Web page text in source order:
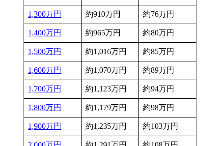
1,300万円 約910万円 約76万円
1,400万円 約965万円 約80万円
1,500万円 約1,016万円 約85万円
1,600万円 約1,070万円 約89万円
1,700万円 約1,123万円 約94万円
1,800万円 約1,179万円 約98万円
1,900万円 約1,235万円 約103万円